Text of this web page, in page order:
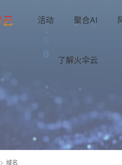
活动 聚合AI
了解火伞云
域名